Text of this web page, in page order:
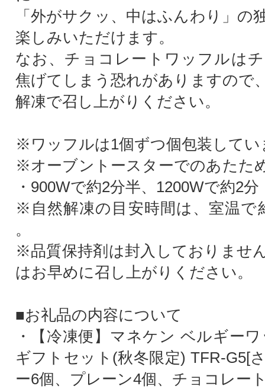
「外がサクッ、中はふんわり」の
楽しみいただけます。
なお、チョコレートワッフルは
焦げてしまう恐れがありますので
解凍で召し上がりください。
※ワッフルは1個ずつ個包装してい
※オーブントースターでのあたた
・900Wで約2分半、1200Wで約2分
※自然解凍の目安時間は、室温で
。
※品質保持剤は封入しておりませ
はお早めに召し上がりください。
■お礼品の内容について
・【冷凍便】マネケン ベルギー
ギフトセット(秋冬限定) TFR-G5[
ー6個、プレーン4個、チョコレー